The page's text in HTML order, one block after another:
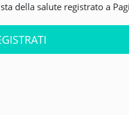
della salute registrato a